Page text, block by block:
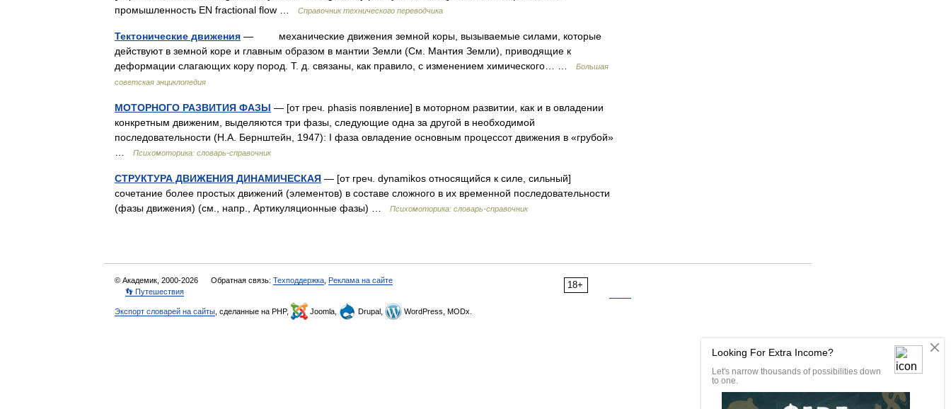
промышленность EN fractional flow …
Справочник технического переводчика
Тектонические движения — механические движения земной коры, вызываемые силами, которые
действуют в земной коре и главным образом в мантии Земли (См. Мантия Земли), приводящие к
деформации слагающих кору пород. Т. д. связаны, как правило, с изменением химического… …
Большая
советская энциклопедия
МОТОРНОГО РАЗВИТИЯ ФАЗЫ — [от греч. phasis появление] в моторном развитии, как и в овладении
конкретным движеним, выделяются три фазы, следующие одна за другой в необходимой
последовательности (Н.А. Бернштейн, 1947): I фаза овладение основным процессот движения в «грубой»
Психомоторика: cловарь-справочник
СТРУКТУРА ДВИЖЕНИЯ ДИНАМИЧЕСКАЯ — [от греч. dynamikos относящийся к силе, сильный]
сочетание более простых движений (элементов) в составе сложного в их временной последовательности
(фазы движения) (см., напр., Артикуляционные фазы) …
Психомоторика: cловарь-справочник
18+
© Академик, 2000-2026 Обратная связь: Техподдержка Реклама на сайте
👣 Путешествия
Экспорт словарей на сайты , сделанные на PHP, Joomla, Drupal, WordPress, MODx.